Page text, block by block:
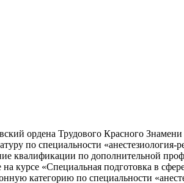
ордена Трудового Красного
по специальности «анестезиология-
квалификации по дополнительной
курсе «Специальная подготовка в
категорию по специальности